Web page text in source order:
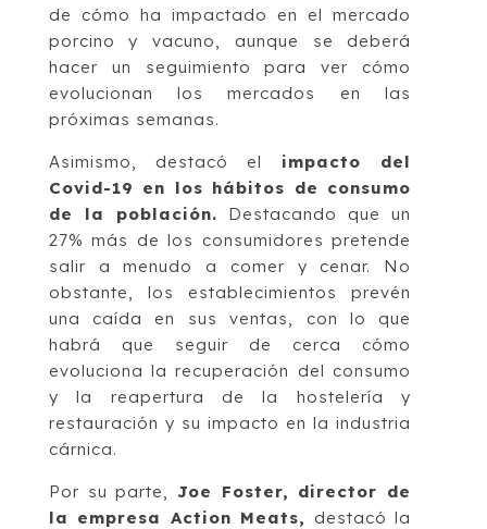
de cómo ha impactado en el mercado
porcino y vacuno, aunque se deberá
hacer un seguimiento para ver cómo
evolucionan los mercados en las
próximas semanas.
Asimismo, destacó el
impacto del
Covid-19 en los hábitos de consumo
de la población. Destacando que un
27% más de los consumidores pretende
salir a menudo a comer y cenar. No
obstante, los establecimientos prevén
una caída en sus ventas, con lo que
habrá que seguir de cerca cómo
evoluciona la recuperación del consumo
y la reapertura de la hostelería y
restauración y su impacto en la industria
cárnica.
Por su parte, Joe Foster, director de
la empresa Action Meats, destacó la